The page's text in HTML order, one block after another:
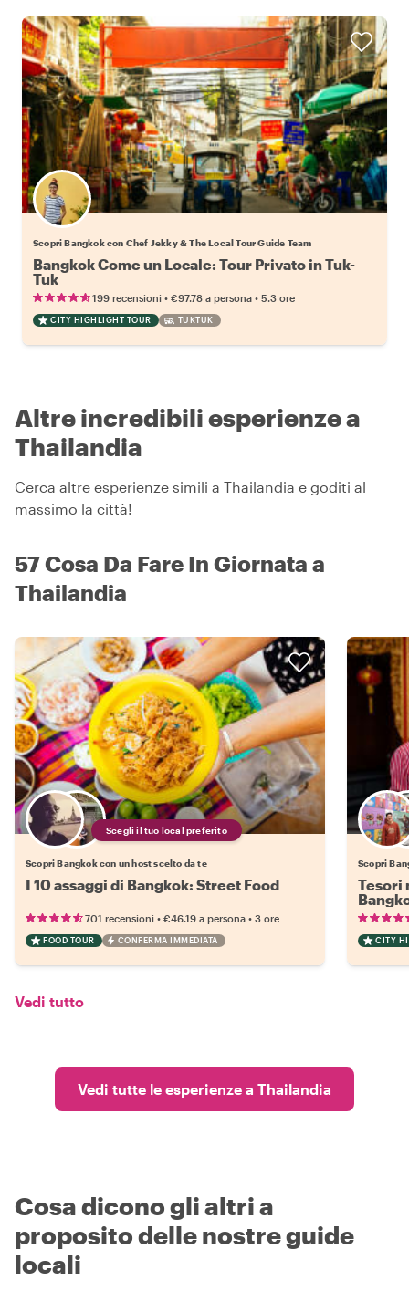
Scopri Bangkok con Chef Jekky & The Local Tour Guide Team
Bangkok Come un Locale: Tour Privato in Tuk-
Tuk
199 recensioni • €97.78 a persona • 5.3 ore
CITY HIGHLIGHT TOUR TUKTUK
Altre incredibili esperienze a
Thailandia
Cerca altre esperienze simili a Thailandia e goditi al
massimo la città!
57 Cosa Da Fare In Giornata a
Thailandia
Scegli il tuo local preferito
Scopri Bangkok con un host scelto da te
I 10 assaggi di Bangkok: Street Food
701 recensioni • €46.19 a persona • 3 ore
FOOD TOUR CONFERMA IMMEDIATA
Scopri
Tesori
CITY
Vedi tutto
Vedi tutte le esperienze a Thailandia
Cosa dicono gli altri a
proposito delle nostre guide
locali